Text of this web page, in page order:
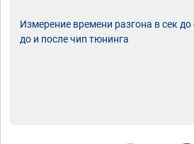
Измерение времени разгона в сек
до и после чип тюнинга